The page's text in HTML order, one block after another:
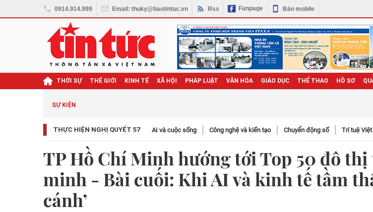
0914.914.999 Email: thuky@baotintuc.vn Rss Fanpage Bản mobile
THỜI SỰ THẾ GIỚI KINH TẾ XÃ HỘI PHÁP LUẬT VĂN HÓA GIÁO DỤC THỂ THAO HỒ SƠ
SỰ KIỆN
THỰC HIỆN NGHỊ QUYẾT 57 AI và cuộc sống Công nghệ và kiến tạo Chuyển động số Trí tuệ Việt
TP Hồ Chí Minh hướng tới Top 50 đô
minh - Bài cuối: Khi AI và kinh tế tầm
cánh’